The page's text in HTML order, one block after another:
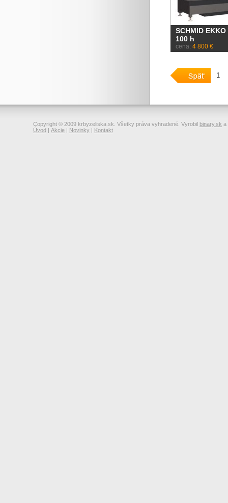
SCHMID EKKO
100 h
cena: 4 800 €
1
Copyright © 2009 krbyzeliska.sk. Všetky práva vyhradené. Vyrobil binary.sk a
Úvod | Akcie | Novinky | Kontakt